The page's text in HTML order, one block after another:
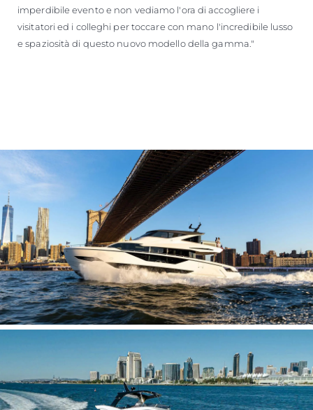
imperdibile evento e non vediamo l'ora di accogliere i
visitatori ed i colleghi per toccare con mano l'incredibile lusso
e spaziosità di questo nuovo modello della gamma."